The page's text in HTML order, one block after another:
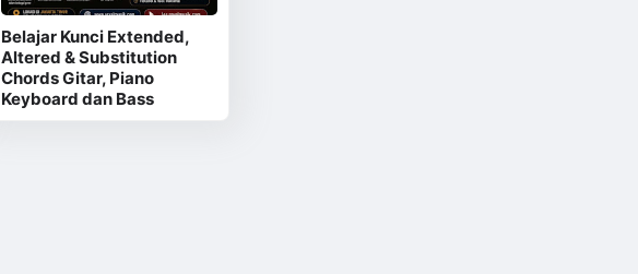
Belajar Kunci Extended,
Altered & Substitution
Chords Gitar, Piano
Keyboard dan Bass